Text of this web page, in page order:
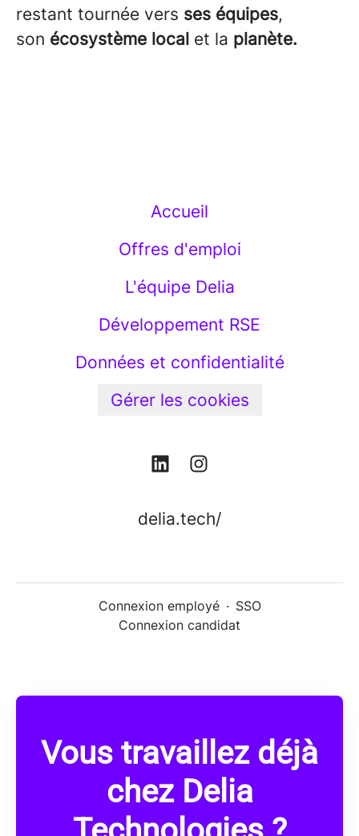
restant tournée vers ses équipes,
son écosystème local et la planète.
Accueil
Offres d'emploi
L'équipe Delia
Développement RSE
Données et confidentialité
Gérer les cookies
delia.tech/
Connexion employé · SSO
Connexion candidat
Vous travaillez déjà
chez Delia